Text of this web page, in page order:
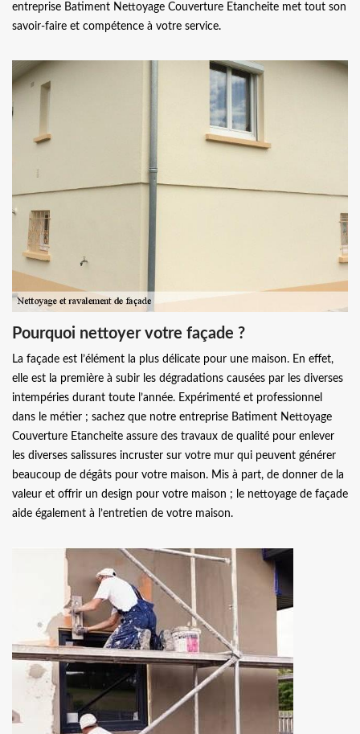
entreprise Batiment Nettoyage Couverture Etancheite met tout son
savoir-faire et compétence à votre service.
Pourquoi nettoyer votre façade ?
La façade est l’élément la plus délicate pour une maison. En effet,
elle est la première à subir les dégradations causées par les diverses
intempéries durant toute l’année. Expérimenté et professionnel
dans le métier ; sachez que notre entreprise Batiment Nettoyage
Couverture Etancheite assure des travaux de qualité pour enlever
les diverses salissures incruster sur votre mur qui peuvent générer
beaucoup de dégâts pour votre maison. Mis à part, de donner de la
valeur et offrir un design pour votre maison ; le nettoyage de façade
aide également à l’entretien de votre maison.